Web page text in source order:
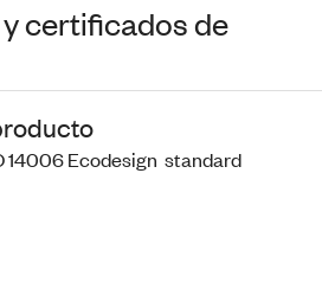
certificados de
14006 Ecodesign standard